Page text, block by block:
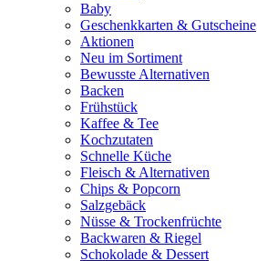
Baby
Geschenkkarten & Gutscheine
Aktionen
Neu im Sortiment
Bewusste Alternativen
Backen
Frühstück
Kaffee & Tee
Kochzutaten
Schnelle Küche
Fleisch & Alternativen
Chips & Popcorn
Salzgebäck
Nüsse & Trockenfrüchte
Backwaren & Riegel
Schokolade & Dessert